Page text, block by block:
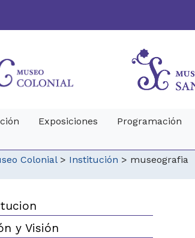
Exposiciones Programación
Colonial> Institución > museografia
y Visión